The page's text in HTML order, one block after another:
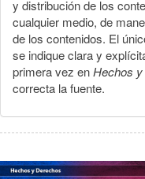
y distribución de los
cualquier medio, de
de los contenidos. El
se indique clara y
primera vez enHechos
correcta la fuente.